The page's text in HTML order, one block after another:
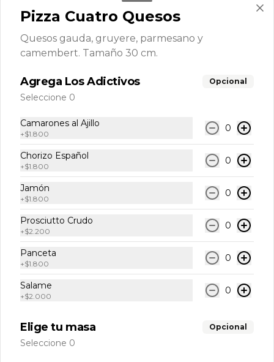
Royal Guard
$3.800
Conócenos
Seminario 400, Providencia.
Nosotros
Términos y condiciones
Política de privacidad
Pizza Cuatro Quesos
Quesos gauda, gruyere, parmesano y
camembert. Tamaño 30 cm.
Agrega Los Adictivos Opcional
Seleccione 0
Camarones al Ajillo
+$1.800
0
Chorizo Español
+$1.800
0
Jamón
+$1.800
0
Prosciutto Crudo
+$2.200
0
Panceta
+$1.800
0
Salame
+$2.000
0
Elige tu masa Opcional
Seleccione 0